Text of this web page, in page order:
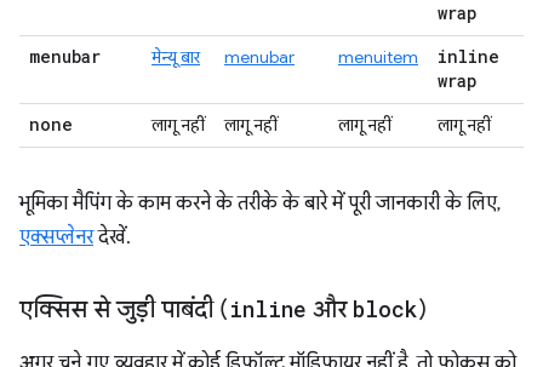
wrap
menubar
मेन्यू बार menubar menuitem
inline
wrap
none
लागू नहीं लागू नहीं लागू नहीं लागू नहीं
भूमिका मैपिंग के काम करने के तरीके के बारे में पूरी जानकारी के लिए,
एक्सप्लेनरदेखें.
एक्सिस से जुड़ी पाबंदी (inline और block)